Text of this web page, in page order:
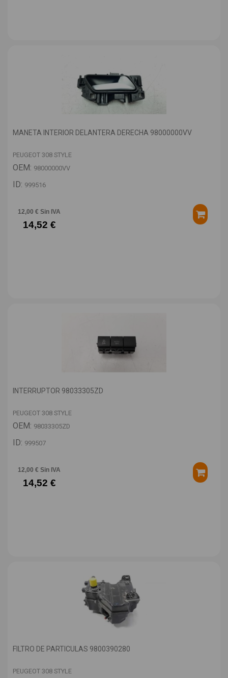
MANETA INTERIOR DELANTERA DERECHA 98000000VV
PEUGEOT 308 STYLE
OEM: 98000000VV
ID: 999516
12,00 € Sin IVA
14,52 €
INTERRUPTOR 98033305ZD
PEUGEOT 308 STYLE
OEM: 98033305ZD
ID: 999507
12,00 € Sin IVA
14,52 €
FILTRO DE PARTICULAS 9800390280
PEUGEOT 308 STYLE